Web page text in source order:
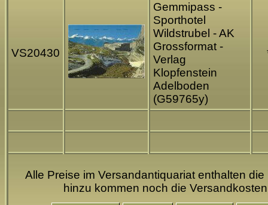
VS20430
Gemmipass -
Sporthotel
Wildstrubel - AK
Grossformat -
Verlag
Klopfenstein
Adelboden
(G59765y)
Alle Preise im Versandantiquariat enthalten die
hinzu kommen noch die Versandkosten